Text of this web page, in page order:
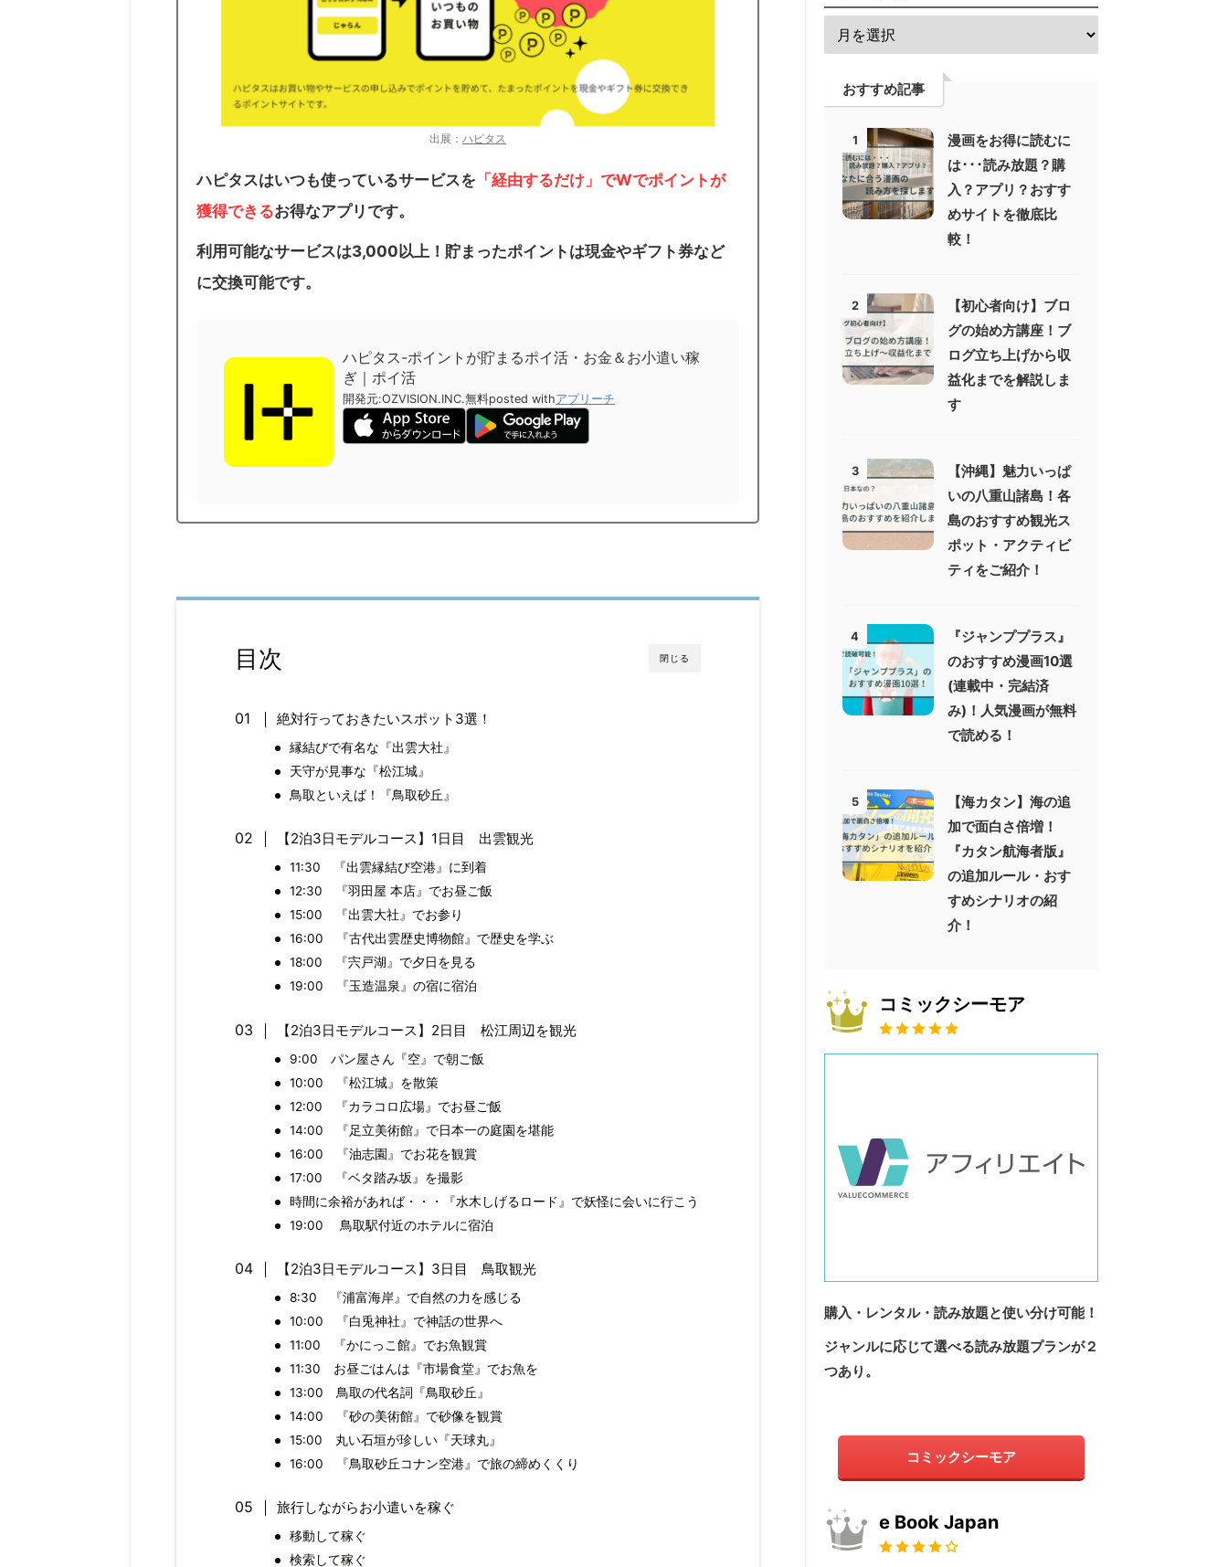
出展： ハピタス
ハピタスはいつも使っているサービスを 「経由するだけ」でWでポイントが
獲得できるお得なアプリです。
利用可能なサービスは3,000以上！貯まったポイントは現金やギフト券など
に交換可能です。
ハピタス-ポイントが貯まるポイ活・お金＆お小遣い稼
ぎ｜ポイ活
開発元:OZVISION.INC.無料posted withアプリーチ
閉じる
目次
絶対行っておきたいスポット3選！
縁結びで有名な『出雲大社』
天守が見事な『松江城』
鳥取といえば！『鳥取砂丘』
【2泊3日モデルコース】1日目 出雲観光
11:30 『出雲縁結び空港』に到着
12:30 『羽田屋 本店』でお昼ご飯
15:00 『出雲大社』でお参り
16:00 『古代出雲歴史博物館』で歴史を学ぶ
18:00 『宍戸湖』で夕日を見る
19:00 『玉造温泉』の宿に宿泊
【2泊3日モデルコース】2日目 松江周辺を観光
9:00 パン屋さん『空』で朝ご飯
10:00 『松江城』を散策
12:00 『カラコロ広場』でお昼ご飯
14:00 『足立美術館』で日本一の庭園を堪能
16:00 『油志園』でお花を観賞
17:00 『ベタ踏み坂』を撮影
時間に余裕があれば・・・『水木しげるロード』で妖怪に会いに行こう
19:00 鳥取駅付近のホテルに宿泊
【2泊3日モデルコース】3日目 鳥取観光
8:30 『浦富海岸』で自然の力を感じる
10:00 『白兎神社』で神話の世界へ
11:00 『かにっこ館』でお魚観賞
11:30 お昼ごはんは『市場食堂』でお魚を
13:00 鳥取の代名詞『鳥取砂丘』
14:00 『砂の美術館』で砂像を観賞
15:00 丸い石垣が珍しい『天球丸』
16:00 『鳥取砂丘コナン空港』で旅の締めくくり
旅行しながらお小遣いを稼ぐ
移動して稼ぐ
検索して稼ぐ
おすすめ記事
1
漫画をお得に読むに
は･･･読み放題？購
入？アプリ？おすす
めサイトを徹底比
較！
2
【初心者向け】ブロ
グの始め方講座！ブ
ログ立ち上げから収
益化までを解説しま
す
3
【沖縄】魅力いっぱ
いの八重山諸島！各
島のおすすめ観光ス
ポット・アクティビ
ティをご紹介！
4
『ジャンププラス』
のおすすめ漫画10選
(連載中・完結済
み)！人気漫画が無料
で読める！
5
【海カタン】海の追
加で面白さ倍増！
『カタン航海者版』
の追加ルール・おす
すめシナリオの紹
介！
コミックシーモア
購入・レンタル・読み放題と使い分け可能！
ジャンルに応じて選べる読み放題プランが２
つあり。
コミックシーモア
e Book Japan